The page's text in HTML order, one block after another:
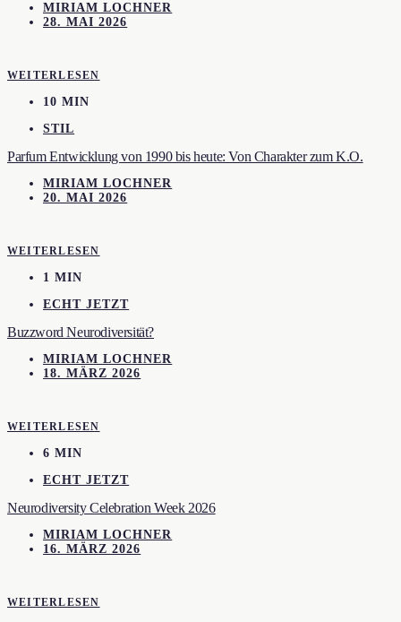
MIRIAM LOCHNER
28. MAI 2026
WEITERLESEN
10 MIN
STIL
Parfum Entwicklung von 1990 bis heute: Von Charakter zum K.O.
MIRIAM LOCHNER
20. MAI 2026
WEITERLESEN
1 MIN
ECHT JETZT
Buzzword Neurodiversität?
MIRIAM LOCHNER
18. MÄRZ 2026
WEITERLESEN
6 MIN
ECHT JETZT
Neurodiversity Celebration Week 2026
MIRIAM LOCHNER
16. MÄRZ 2026
WEITERLESEN